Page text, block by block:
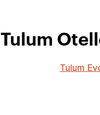
Tulum
Tulum